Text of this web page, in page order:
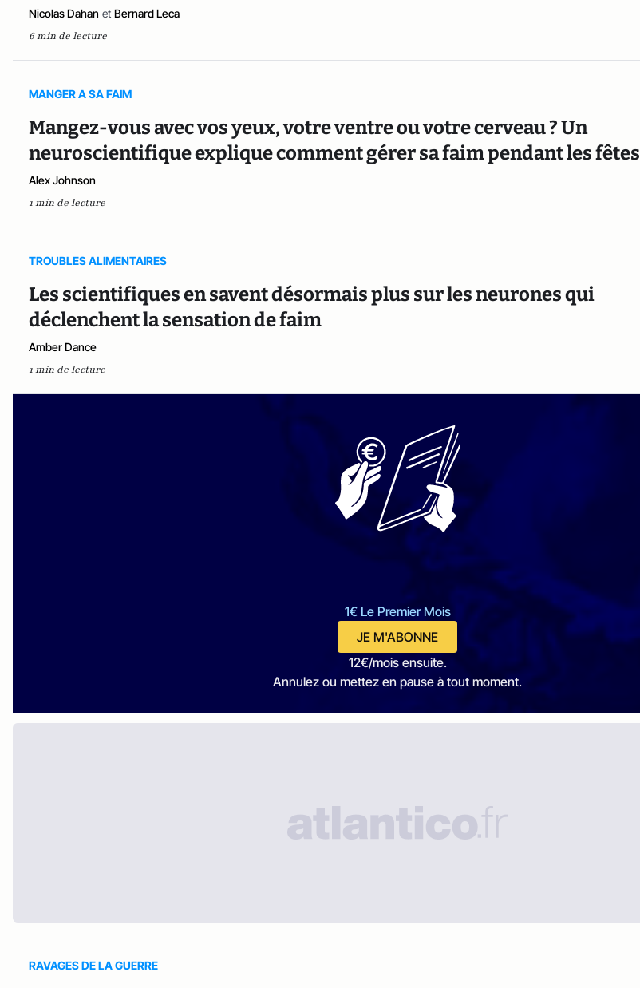
Nicolas Dahan et Bernard Leca
6 min de lecture
MANGER A SA FAIM
Mangez-vous avec vos yeux, votre ventre ou votre cerveau ? Un
neuroscientifique explique comment gérer sa faim pendant les fêtes
Alex Johnson
1 min de lecture
TROUBLES ALIMENTAIRES
Les scientifiques en savent désormais plus sur les neurones qui
déclenchent la sensation de faim
Amber Dance
1 min de lecture
1€ Le Premier Mois
JE M'ABONNE
12€/mois ensuite.
Annulez ou mettez en pause à tout moment.
RAVAGES DE LA GUERRE